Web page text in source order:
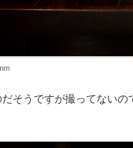
そうですが撮ってない